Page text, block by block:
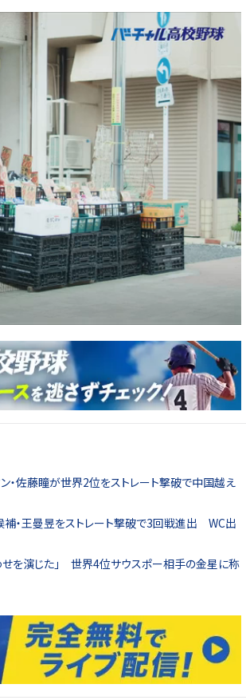
佐藤瞳が世界2位をストレート撃破で中国越え
補・王曼昱をストレート撃破で3回戦進出 WC出
せを演じた」 世界4位サウスポー相手の金星に称